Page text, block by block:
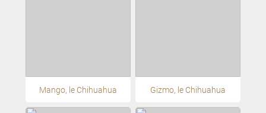
Mango, le Chihuahua Gizmo, le Chihuahua